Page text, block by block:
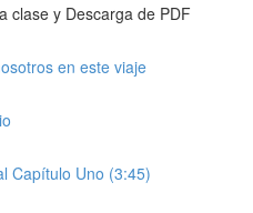
clase y Descarga de PDF
en este viaje
Capítulo Uno (3:45)